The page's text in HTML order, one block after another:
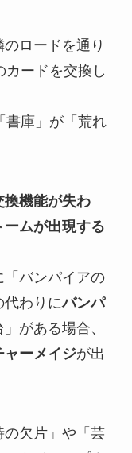
ロードを通り
ードを交換し
書庫」が「荒れ
換機能が失わ
ムが出現する
「バンパイアの
代わりにバンパ
がある場合、
ャーメイジが出
の欠片」や「芸